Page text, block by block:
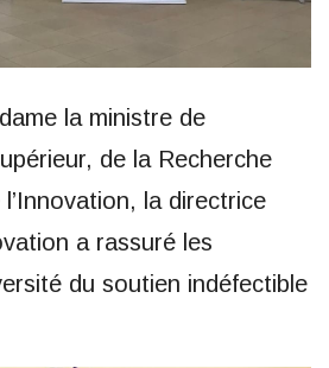
la ministre de
de la Recherche
la directrice
a rassuré les
du soutien indéfectible